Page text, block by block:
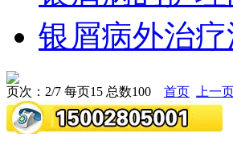
银屑病外治疗
页次：2/7 每页15 总数100 首页 上一